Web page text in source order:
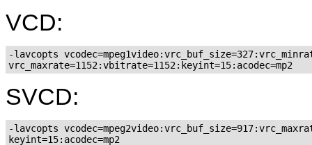
VCD:
-lavcopts
SVCD:
-lavcopts